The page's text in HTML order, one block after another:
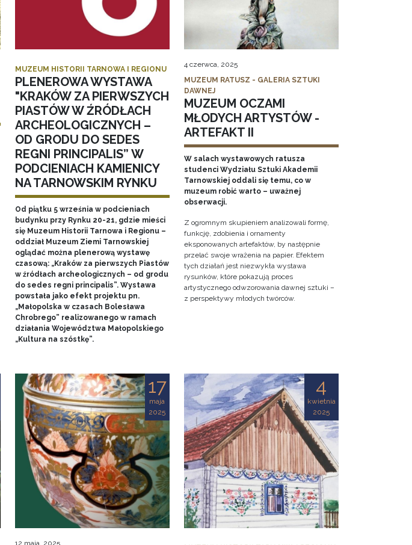
MUZEUM HISTORII TARNOWA I REGIONU
PLENEROWA WYSTAWA
"KRAKÓW ZA PIERWSZYCH
PIASTÓW W ŹRÓDŁACH
ARCHEOLOGICZNYCH –
OD GRODU DO SEDES
REGNI PRINCIPALIS” W
PODCIENIACH KAMIENICY
NA TARNOWSKIM RYNKU
Od piątku 5 września w podcieniach
budynku przy Rynku 20-21, gdzie mieści
się Muzeum Historii Tarnowa i Regionu –
oddział Muzeum Ziemi Tarnowskiej
oglądać można plenerową wystawę
czasową: „Kraków za pierwszych Piastów
w źródłach archeologicznych – od grodu
do sedes regni principalis”. Wystawa
powstała jako efekt projektu pn.
„Małopolska w czasach Bolesława
Chrobrego” realizowanego w ramach
działania Województwa Małopolskiego
„Kultura na szóstkę”.
4 czerwca, 2025
MUZEUM RATUSZ - GALERIA SZTUKI
DAWNEJ
MUZEUM OCZAMI
MŁODYCH ARTYSTÓW -
ARTEFAKT II
W salach wystawowych ratusza
studenci Wydziału Sztuki Akademii
Tarnowskiej oddali się temu, co w
muzeum robić warto – uważnej
obserwacji.
Z ogromnym skupieniem analizowali formę,
funkcję, zdobienia i ornamenty
eksponowanych artefaktów, by następnie
przelać swoje wrażenia na papier. Efektem
tych działań jest niezwykła wystawa
rysunków, które pokazują proces
artystycznego odwzorowania dawnej sztuki –
z perspektywy młodych twórców.
17
maja
2025
12 maja, 2025
4
kwietnia
2025